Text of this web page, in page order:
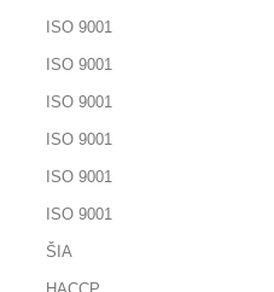
ISO 9001
ISO 9001
ISO 9001
ISO 9001
ISO 9001
ISO 9001
ŠIA